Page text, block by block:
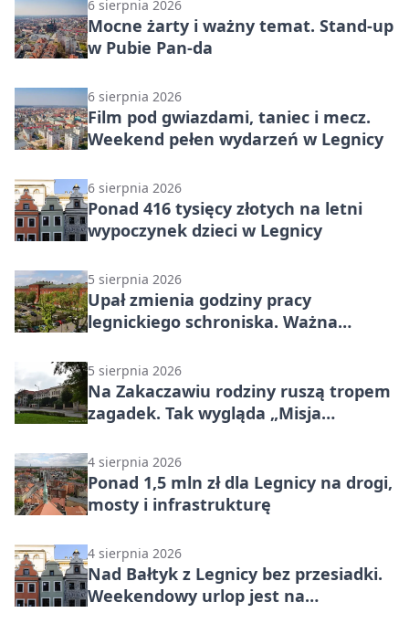
6 sierpnia 2026
Mocne żarty i ważny temat. Stand-up
w Pubie Pan-da
6 sierpnia 2026
Film pod gwiazdami, taniec i mecz.
Weekend pełen wydarzeń w Legnicy
6 sierpnia 2026
Ponad 416 tysięcy złotych na letni
wypoczynek dzieci w Legnicy
5 sierpnia 2026
Upał zmienia godziny pracy
legnickiego schroniska. Ważna
5 sierpnia 2026
Na Zakaczawiu rodziny ruszą tropem
zagadek. Tak wygląda „Misja
4 sierpnia 2026
Ponad 1,5 mln zł dla Legnicy na drogi,
mosty i infrastrukturę
4 sierpnia 2026
Nad Bałtyk z Legnicy bez przesiadki.
Weekendowy urlop jest na